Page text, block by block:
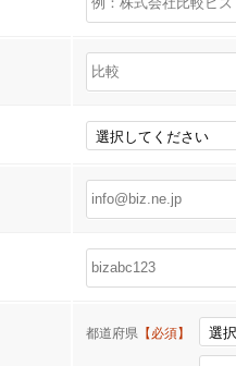
都道府県 【必須】